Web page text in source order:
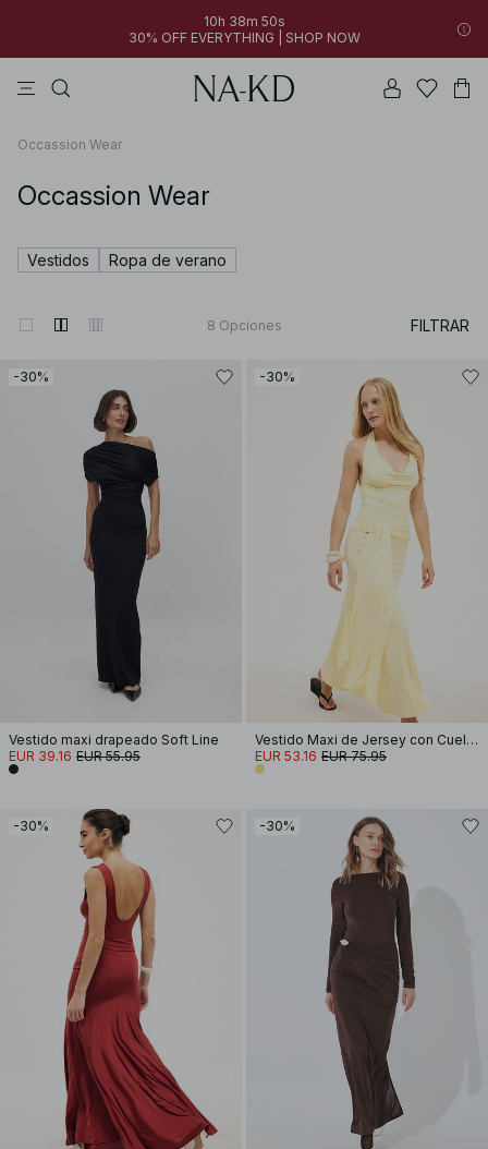
10h 38m 50s
30% OFF EVERYTHING | SHOP NOW
Occassion Wear
Occassion Wear
Vestidos Ropa de verano
8 Opciones FILTRAR
-30%
Vestido maxi drapeado Soft Line
EUR 39.16 EUR 55.95
-30%
Vestido Maxi de Jersey con Cuello Halter
EUR 53.16 EUR 75.95
-30% -30%